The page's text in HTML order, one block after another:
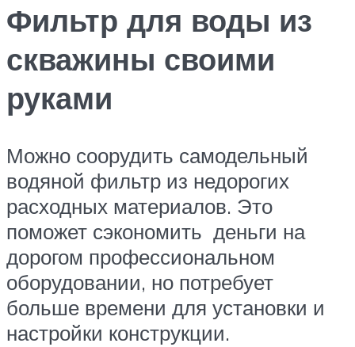
Фильтр для воды из
скважины своими
руками
Можно соорудить самодельный
водяной фильтр из недорогих
расходных материалов. Это
поможет сэкономить деньги на
дорогом профессиональном
оборудовании, но потребует
больше времени для установки и
настройки конструкции.